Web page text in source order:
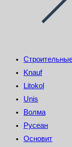
Knauf
Litokol
Unis
Волма
Русеан
Основит